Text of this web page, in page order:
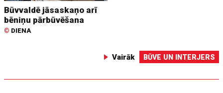
Būvvaldē jāsaskaņo arī
bēniņu pārbūvēšana
© DIENA
Vairāk BŪVE UN INTERJERS